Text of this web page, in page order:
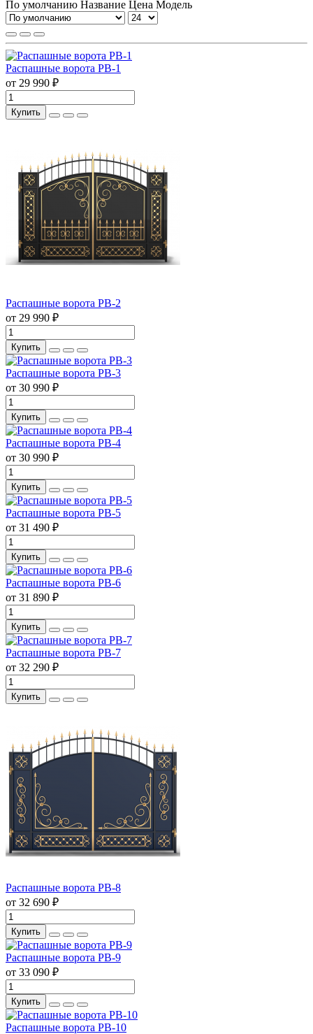
По умолчанию Название Цена Модель
Распашные ворота РВ-1
от 29 990 ₽
Купить
Распашные ворота РВ-2
от 29 990 ₽
Купить
Распашные ворота РВ-3
от 30 990 ₽
Купить
Распашные ворота РВ-4
от 30 990 ₽
Купить
Распашные ворота РВ-5
от 31 490 ₽
Купить
Распашные ворота РВ-6
от 31 890 ₽
Купить
Распашные ворота РВ-7
от 32 290 ₽
Купить
Распашные ворота РВ-8
от 32 690 ₽
Купить
Распашные ворота РВ-9
от 33 090 ₽
Купить
Распашные ворота РВ-10